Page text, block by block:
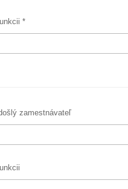
*
zamestnávateľ